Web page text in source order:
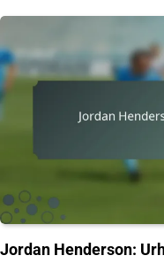
Jordan Henderson: